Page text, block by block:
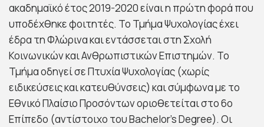
ακαδημαϊκό έτος 2019-2020 είναι η πρώτη φορά που
υποδέχθηκε φοιτητές. Το Τμήμα Ψυχολογίας έχει
έδρα τη Φλώρινα και εντάσσεται στη Σχολή
Κοινωνικών και Ανθρωπιστικών Επιστημών. Το
Τμήμα οδηγεί σε Πτυχία Ψυχολογίας (χωρίς
ειδικεύσεις και κατευθύνσεις) και σύμφωνα με το
Εθνικό Πλαίσιο Προσόντων οριοθετείται στο 6ο
Επίπεδο (αντίστοιχο του Bachelor’s Degree). Οι